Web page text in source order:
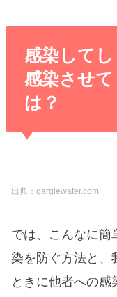
感染して
感染させ
は？
出典：garglewater.com
では、こんなに簡
染を防ぐ方法と、
ときに他者への